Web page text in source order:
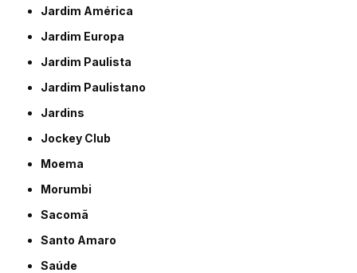
Jardim América
Jardim Europa
Jardim Paulista
Jardim Paulistano
Jardins
Jockey Club
Moema
Morumbi
Sacomã
Santo Amaro
Saúde